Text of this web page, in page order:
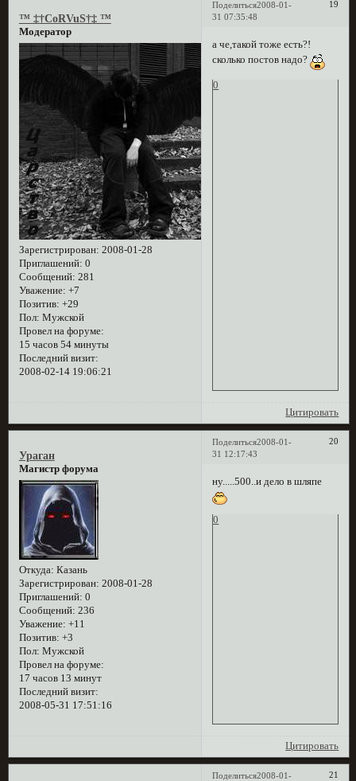
Поделиться 19
2008-01-
31 07:35:48
™ ‡†CoRVuS†‡ ™
Модератор
Зарегистрирован: 2008-01-28
Приглашений: 0
Сообщений: 281
Уважение: +7
Позитив: +29
Пол: Мужской
Провел на форуме:
15 часов 54 минуты
Последний визит:
2008-02-14 19:06:21
а че,такой тоже есть?!
сколько постов надо?
0
Цитировать
Поделиться 20
2008-01-
31 12:17:43
Ураган
Магистр форума
Откуда: Казань
Зарегистрирован: 2008-01-28
Приглашений: 0
Сообщений: 236
Уважение: +11
Позитив: +3
Пол: Мужской
Провел на форуме:
17 часов 13 минут
Последний визит:
2008-05-31 17:51:16
ну.....500..и дело в шляпе
0
Цитировать
Поделиться 21
2008-01-